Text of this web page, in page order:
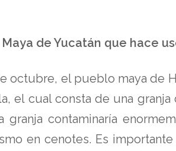
de Yucatán que hace
octubre, el pueblo maya de
el cual consta de una
granja contaminaría
en cenotes. Es